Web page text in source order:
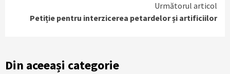
Următorul articol
Petiție pentru interzicerea petardelor și artificiilor
Din aceeași categorie